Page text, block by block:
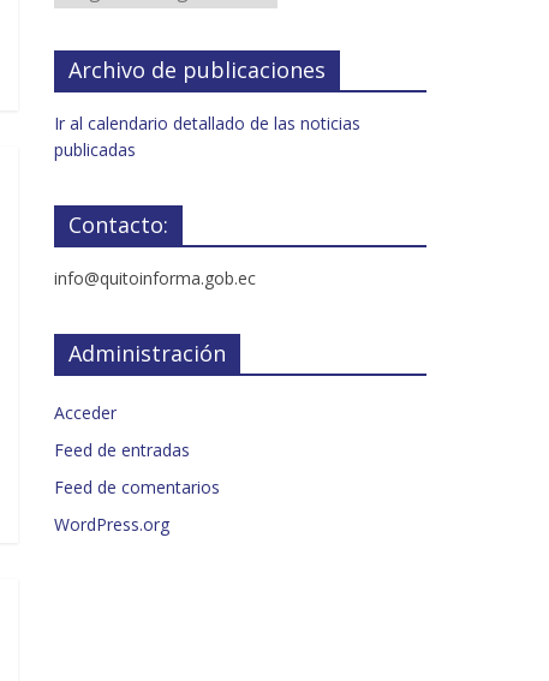
Archivo de publicaciones
Ir al calendario detallado de las noticias
publicadas
Contacto:
info@quitoinforma.gob.ec
Administración
Acceder
Feed de entradas
Feed de comentarios
WordPress.org